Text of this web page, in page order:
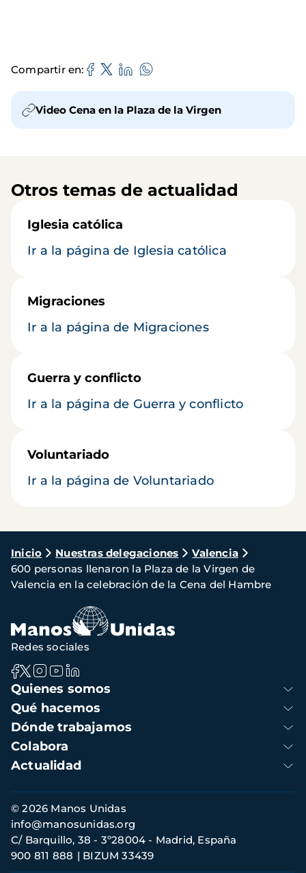
Compartir en
Video Cena en la Plaza de la Virgen
Otros temas de actualidad
Iglesia católica
Ir a la página de Iglesia católica
Migraciones
Ir a la página de Migraciones
Guerra y conflicto
Ir a la página de Guerra y conflicto
Voluntariado
Ir a la página de Voluntariado
Ruta
de
navegación
Inicio Nuestras delegaciones
Valencia
600 personas llenaron la Plaza de la Virgen de
Valencia en la celebración de la Cena del Hambre
Navegación
principal
Quienes somos
Qué hacemos
Dónde trabajamos
Colabora
Actualidad
Redes sociales
Información
de
contacto
© 2026 Manos Unidas
C/ Barquillo, 38 - 3º28004 - Madrid, España
900 811 888
BIZUM 33439
info@manosunidas.org